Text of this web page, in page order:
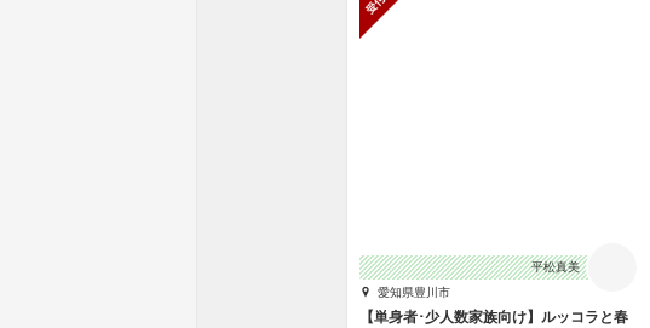
平松真美
愛知県豊川市
【単身者･少人数家族向け】ルッコラと春